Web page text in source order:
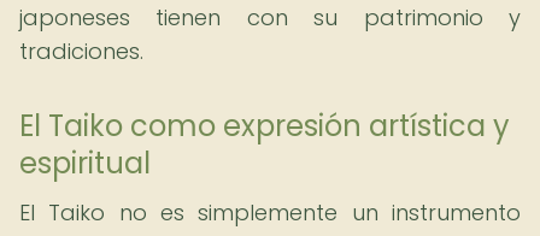
japoneses tienen con su patrimonio y
tradiciones.
El Taiko como expresión artística y
espiritual
El Taiko no es simplemente un instrumento